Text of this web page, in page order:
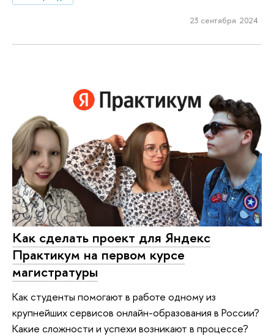
23 сентября 2024
Как сделать проект для Яндекс
Практикум на первом курсе
магистратуры
Как студенты помогают в работе одному из
крупнейших сервисов онлайн-образования в России?
Какие сложности и успехи возникают в процессе?